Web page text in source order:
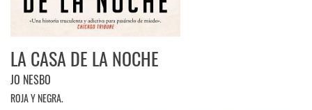
LA CASA DE LA NOCHE
JO NESBO
ROJA Y NEGRA.